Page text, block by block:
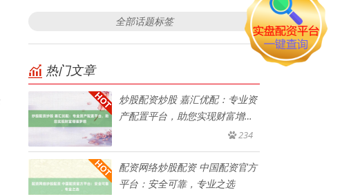
全部话题标签
热门文章
炒股配资炒股 嘉汇优配：专业资
产配置平台，助您实现财富增值
234
配资网络炒股配资 中国配资官方
平台：安全可靠，专业之选